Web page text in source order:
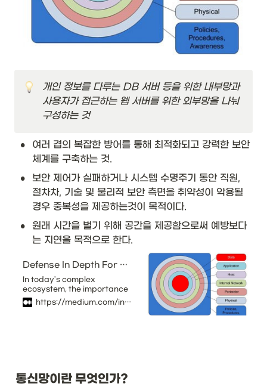
개인 정보를 다루는 DB 서버 등을 위한 내부망과
사용자가 접근하는 웹 서버를 위한 외부망을 나눠
구성하는 것
•
여러 겹의 복잡한 방어를 통해 최적화되고 강력한 보안
체계를 구축하는 것.
•
보안 제어가 실패하거나 시스템 수명주기 동안 직원,
절차차, 기술 및 물리적 보안 측면을 취약성이 악용될
경우 중복성을 제공하는것이 목적이다.
•
원래 시간을 벌기 위해 공간을 제공함으로써 예방보다
는 지연을 목적으로 한다.
Defense In Depth For Web Applications
In today's complex
ecosystem, the importance
of application security has
emerged as a leading
potential problem for Tech
companies but it is a
https://medium.com/insa-tc/defense-in-depth-for-web-applications-38178696f833
통신망이란 무엇인가?